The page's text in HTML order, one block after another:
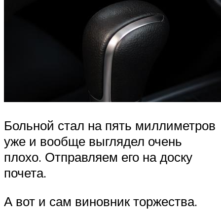
Больной стал на пять миллиметров
уже и вообще выглядел очень
плохо. Отправляем его на доску
почета.
А вот и сам виновник торжества.